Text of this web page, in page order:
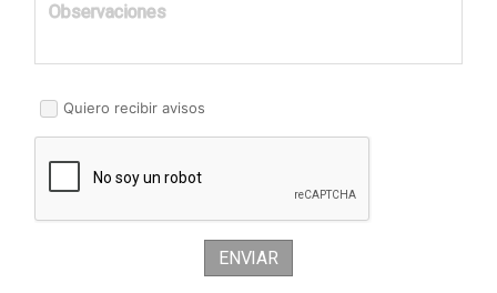
Observaciones
Quiero recibir avisos
ENVIAR